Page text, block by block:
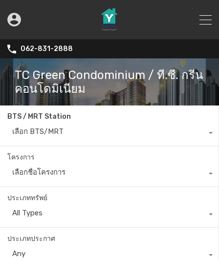
062-831-2888
TC Green Condominium / ที.ซี. กรีน
คอนโดมิเนียม
BTS / MRT Station
เลือก BTS/MRT
โครงการ
เลือกชื่อโครงการ
ประเภททรัพย์
All Types
ประเภทประกาศ
Any